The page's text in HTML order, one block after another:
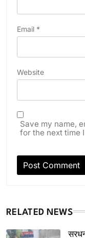
Email *
Website
Save my name,
for the next time
RELATED NEWS